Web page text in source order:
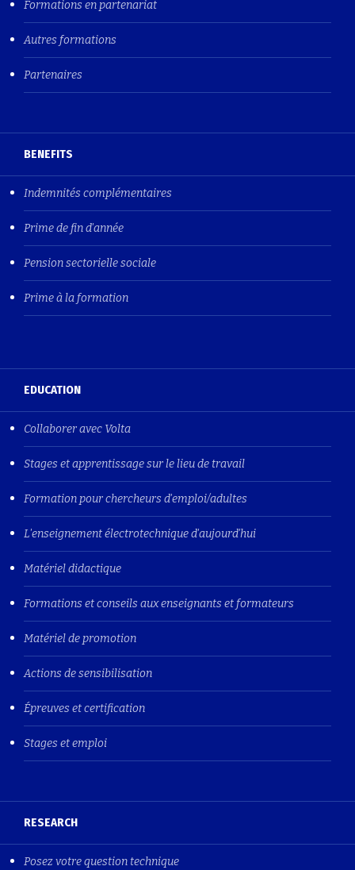
Formations en partenariat
Autres formations
Partenaires
BENEFITS
Indemnités complémentaires
Prime de fin d'année
Pension sectorielle sociale
Prime à la formation
EDUCATION
Collaborer avec Volta
Stages et apprentissage sur le lieu de travail
Formation pour chercheurs d'emploi/adultes
L'enseignement électrotechnique d'aujourd'hui
Matériel didactique
Formations et conseils aux enseignants et formateurs
Matériel de promotion
Actions de sensibilisation
Épreuves et certification
Stages et emploi
RESEARCH
Posez votre question technique